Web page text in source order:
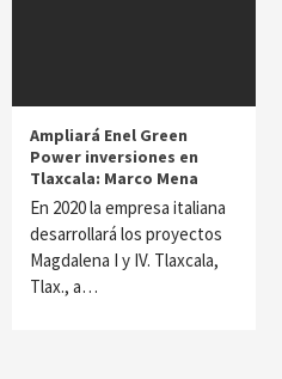
Ampliará Enel Green
Power inversiones en
Tlaxcala: Marco Mena
En 2020 la empresa italiana
desarrollará los proyectos
Magdalena I y IV. Tlaxcala,
Tlax., a…